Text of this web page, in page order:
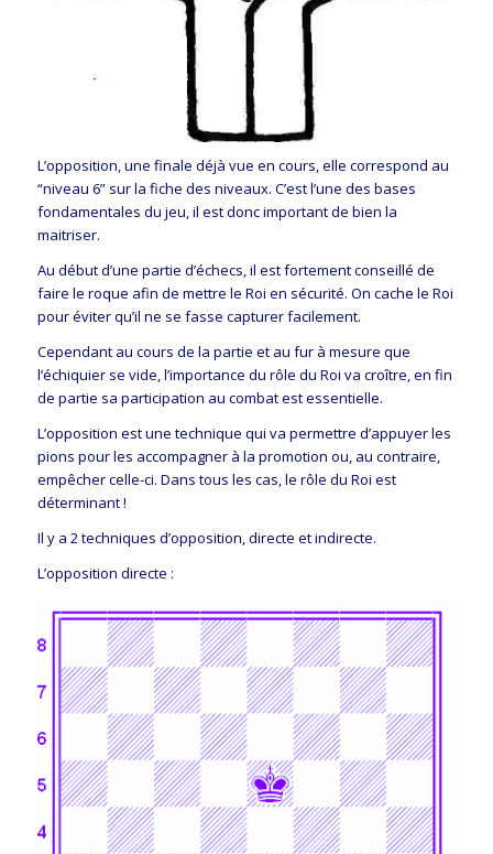
L’opposition, une finale déjà vue en cours, elle correspond au
“niveau 6” sur la fiche des niveaux. C’est l’une des bases
fondamentales du jeu, il est donc important de bien la
maitriser.
Au début d’une partie d’échecs, il est fortement conseillé de
faire le roque afin de mettre le Roi en sécurité. On cache le Roi
pour éviter qu’il ne se fasse capturer facilement.
Cependant au cours de la partie et au fur à mesure que
l’échiquier se vide, l’importance du rôle du Roi va croître, en fin
de partie sa participation au combat est essentielle.
L’opposition est une technique qui va permettre d’appuyer les
pions pour les accompagner à la promotion ou, au contraire,
empêcher celle-ci. Dans tous les cas, le rôle du Roi est
déterminant !
Il y a 2 techniques d’opposition, directe et indirecte.
L’opposition directe :